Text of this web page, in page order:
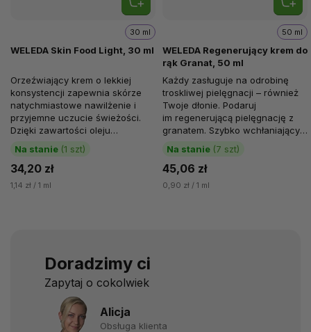
WELEDA Skin Food Light, 30 ml
Na stanie (1 szt)
30 ml
34,20 zł
1,14 zł / 1 ml
Orzeźwiający krem o lekkiej
konsystencji zapewnia skórze
natychmiastowe nawilżenie i
przyjemne uczucie świeżości.
Dzięki zawartości oleju
słonecznikowego...
WELEDA Regenerujący krem do
rąk Granat, 50 ml
Na stanie (7 szt)
50 ml
45,06 zł
0,90 zł / 1 ml
Każdy zasługuje na odrobinę
troskliwej pielęgnacji – również
Twoje dłonie. Podaruj
im regenerującą pielęgnację z
granatem. Szybko wchłaniający
się regenerujący krem do...
Doradzimy ci
Zapytaj o cokolwiek
Alicja
Obsługa klienta